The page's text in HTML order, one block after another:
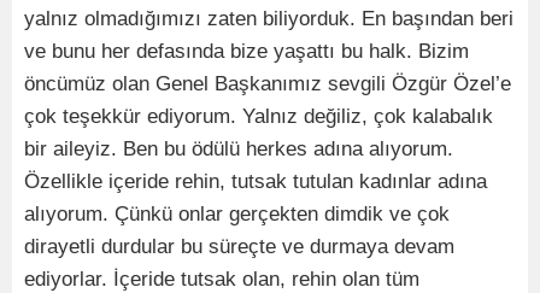
yalnız olmadığımızı zaten biliyorduk. En başından beri
ve bunu her defasında bize yaşattı bu halk. Bizim
öncümüz olan Genel Başkanımız sevgili Özgür Özel’e
çok teşekkür ediyorum. Yalnız değiliz, çok kalabalık
bir aileyiz. Ben bu ödülü herkes adına alıyorum.
Özellikle içeride rehin, tutsak tutulan kadınlar adına
alıyorum. Çünkü onlar gerçekten dimdik ve çok
dirayetli durdular bu süreçte ve durmaya devam
ediyorlar. İçeride tutsak olan, rehin olan tüm